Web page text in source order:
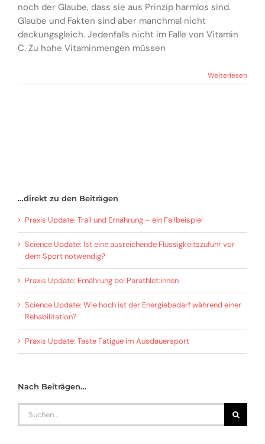
noch der Glaube, dass sie aus Prinzip harmlos sind.
Glaube und Fakten sind aber manchmal nicht
deckungsgleich. Jedenfalls nicht im Falle von Vitamin
C. Zu hohe Vitaminmengen müssen
Weiterlesen
…direkt zu den Beiträgen
Praxis Update: Trail und Ernährung – ein Fallbeispiel
Science Update: Ist eine ausreichende Flüssigkeitszufuhr vor
dem Sport notwendig?
Praxis Update: Ernährung bei Parathlet:innen
Science Update: Wie hoch ist der Energiebedarf während einer
Rehabilitation?
Praxis Update: Taste Fatigue im Ausdauersport
Nach Beiträgen…
Search